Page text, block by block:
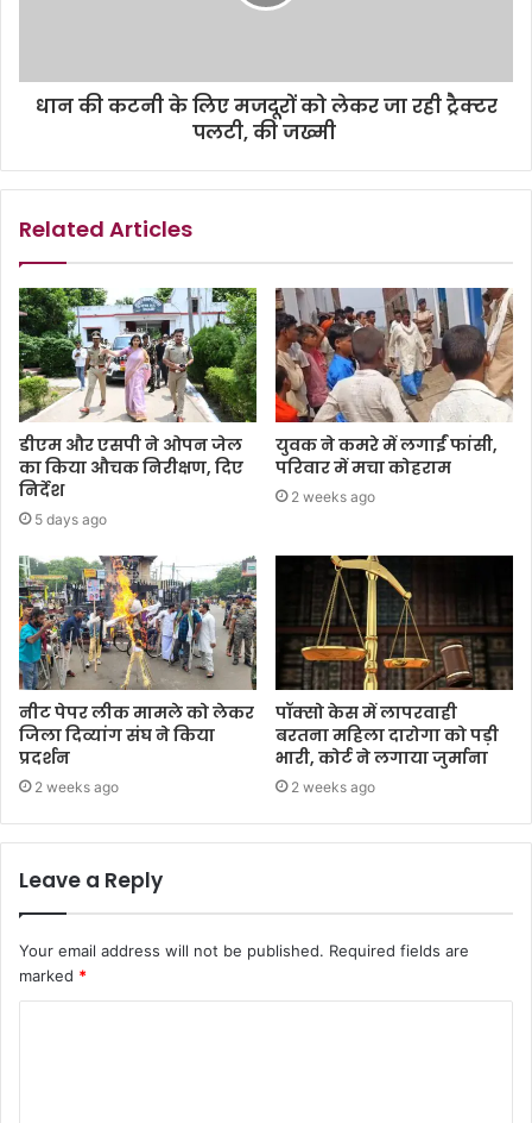
धान की कटनी के लिए मजदूरों को लेकर जा रही ट्रैक्टर
पलटी, की जख्मी
Related Articles
डीएम और एसपी ने ओपन जेल
का किया औचक निरीक्षण, दिए
निर्देश
5 days ago
युवक ने कमरे में लगाईं फांसी,
परिवार में मचा कोहराम
2 weeks ago
नीट पेपर लीक मामले को लेकर
जिला दिव्यांग संघ ने किया
प्रदर्शन
2 weeks ago
पॉक्सो केस में लापरवाही
बरतना महिला दारोगा को पड़ी
भारी, कोर्ट ने लगाया जुर्माना
2 weeks ago
Leave a Reply
Your email address will not be published. Required fields are
marked *